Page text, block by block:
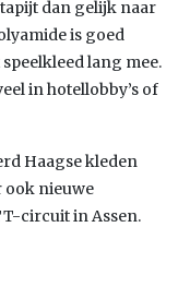
dan gelijk naar
is goed
lang mee.
in hotellobby’s of
Haagse kleden
ook nieuwe
circuit in Assen.